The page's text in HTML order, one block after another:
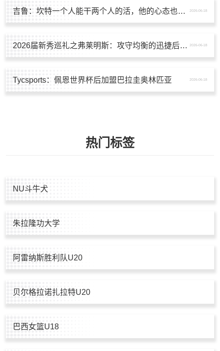
吉鲁：坎特一个人能干两个人的活，他的心态也会感染法国队友 2026-06-18
2026届新秀巡礼之弗莱明斯：攻守均衡的迅捷后卫，三分有待开发 2026-06-18
Tycsports：佩恩世界杯后加盟巴拉圭奥林匹亚 2026-06-18
热门标签
NU斗牛犬
朱拉隆功大学
阿雷纳斯胜利队U20
贝尔格拉诺扎拉特U20
巴西女篮U18